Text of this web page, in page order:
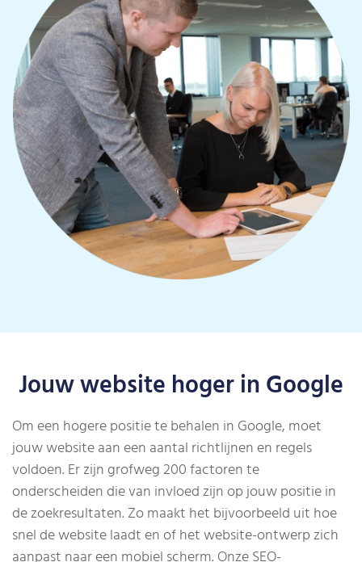
Jouw website hoger in Google
Om een hogere positie te behalen in Google, moet
jouw website aan een aantal richtlijnen en regels
voldoen. Er zijn grofweg 200 factoren te
onderscheiden die van invloed zijn op jouw positie in
de zoekresultaten. Zo maakt het bijvoorbeeld uit hoe
snel de website laadt en of het website-ontwerp zich